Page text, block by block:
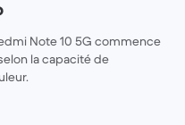
Note 10 5G commence
la capacité de